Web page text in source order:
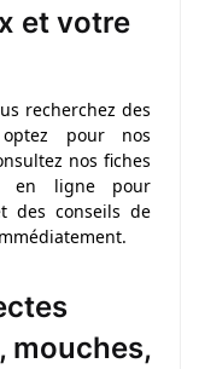
et votre
recherchez des
pour nos
nos fiches
en ligne pour
des conseils de
mouches,